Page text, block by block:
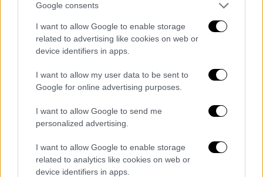
Google consents
I want to allow Google to enable storage
related to advertising like cookies on web or
device identifiers in apps.
I want to allow my user data to be sent to
Google for online advertising purposes.
I want to allow Google to send me
personalized advertising.
I want to allow Google to enable storage
related to analytics like cookies on web or
device identifiers in apps.
I spoke with the Minister of Energy,
Trade, and Industry of Cyprus, Mr.
George Papanastasiou.
We underscored the strong
relationship and ongoing cooperation
emphasized the great importance of
the "Great Sea Interconnector"
project to Israel. The…
pic.twitter.com/ZHtOVV3k56